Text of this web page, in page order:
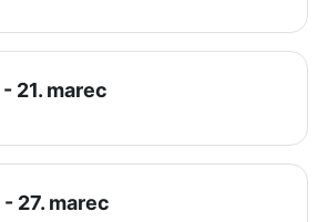
21. marec
27. marec